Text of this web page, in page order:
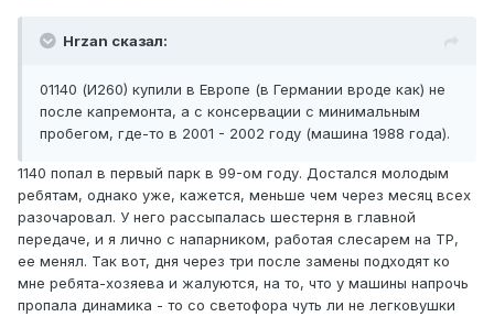
Hrzan сказал:
01140 (И260) купили в Европе (в Германии вроде как) не
после капремонта, а с консервации с минимальным
пробегом, где-то в 2001 - 2002 году (машина 1988 года).
1140 попал в первый парк в 99-ом году. Достался молодым
ребятам, однако уже, кажется, меньше чем через месяц всех
разочаровал. У него рассыпалась шестерня в главной
передаче, и я лично с напарником, работая слесарем на ТР,
ее менял. Так вот, дня через три после замены подходят ко
мне ребята-хозяева и жалуются, на то, что у машины напрочь
пропала динамика - то со светофора чуть ли не легковушки